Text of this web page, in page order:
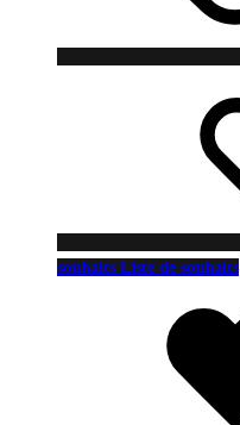
souhaits Liste de souhaits